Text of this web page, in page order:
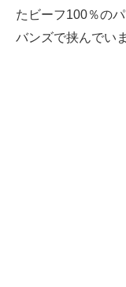
たビーフ100％の
バンズで挟んでい